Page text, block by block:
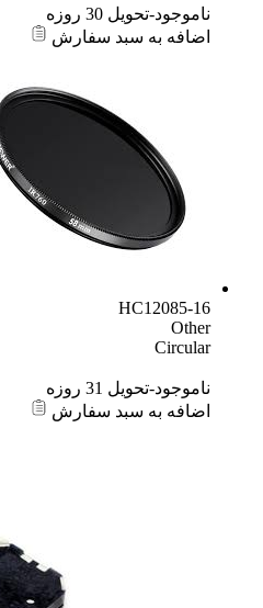
ناموجود-تحویل 30 روزه
اضافه به سبد سفارش
HC12085-16
Other
Circular
ناموجود-تحویل 31 روزه
اضافه به سبد سفارش